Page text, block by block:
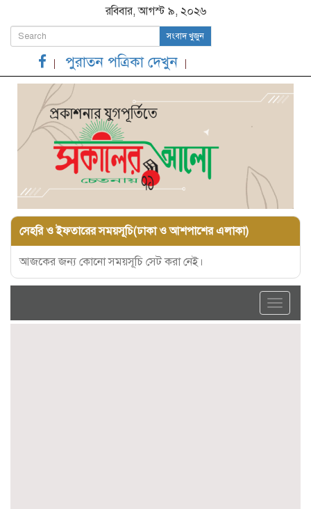
রবিবার, আগস্ট ৯, ২০২৬
সংবাদ খুজুন
পুরাতন পত্রিকা দেখুন
সেহরি ও ইফতারের সময়সূচি(ঢাকা ও আশপাশের এলাকা)
আজকের জন্য কোনো সময়সূচি সেট করা নেই।
Toggle